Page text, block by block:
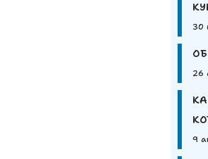
30
26
А
9